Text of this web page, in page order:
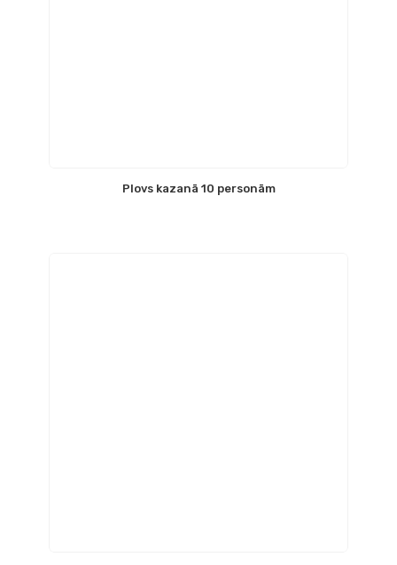
Plovs kazanā 10 personām